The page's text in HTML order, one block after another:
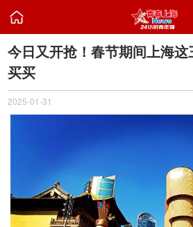

今日又开抢！春节期间上海
买买
2025-01-31